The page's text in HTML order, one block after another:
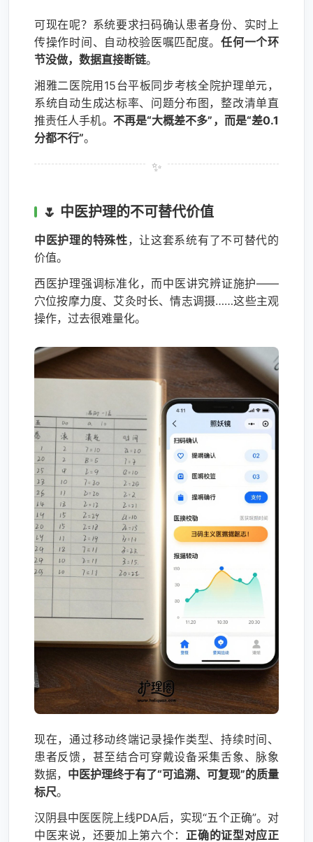
可现在呢？系统要求扫码确认患者身份、实时上
传操作时间、自动校验医嘱匹配度。任何一个环
节没做，数据直接断链。
湘雅二医院用15台平板同步考核全院护理单元，
系统自动生成达标率、问题分布图，整改清单直
推责任人手机。 不再是“大概差不多”，而是“差0.1
分都不行”。
🌷 中医护理的不可替代价值
中医护理的特殊性，让这套系统有了不可替代的
价值。
西医护理强调标准化，而中医讲究辨证施护——
穴位按摩力度、艾灸时长、情志调摄……这些主观
操作，过去很难量化。
现在，通过移动终端记录操作类型、持续时间、
患者反馈，甚至结合可穿戴设备采集舌象、脉象
数据， 中医护理终于有了“可追溯、可复现”的质量
标尺。
汉阴县中医医院上线PDA后，实现“五个正确”。对
中医来说，还要加上第六个：正确的证型对应正